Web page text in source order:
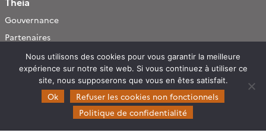
Gouvernance
Partenaires
Mentions légales
Domaines d’expertise
CES Cryosphère
CES Imagerie & Radiométrie
Nous utilisons des cookies pour vous garantir la meilleure
expérience sur notre site web. Si vous continuez à utiliser ce
site, nous supposerons que vous en êtes satisfait.
Ok
Refuser les cookies non fonctionnels
Politique de confidentialité